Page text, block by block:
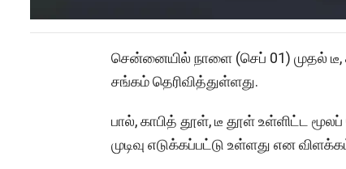
சென்னையில் நாளை (செப் 01) முதல் டீ,
சங்கம் தெரிவித்துள்ளது.
பால், காபித் தூள், டீ தூள் உள்ளிட்ட
முடிவு எடுக்கப்பட்டு உள்ளது என